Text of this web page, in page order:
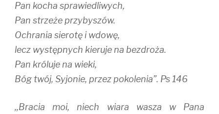
Pan kocha sprawiedliwych,
Pan strzeże przybyszów.
Ochrania sierotę i wdowę,
lecz występnych kieruje na bezdroża.
Pan króluje na wieki,
Bóg twój, Syjonie, przez pokolenia”. Ps 146
,,Bracia moi, niech wiara wasza w Pana